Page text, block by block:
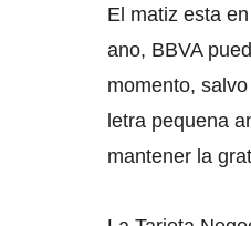
El matiz esta
ano, BBVA
momento,
letra pequena
mantener la